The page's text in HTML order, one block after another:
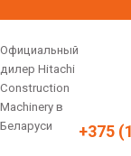
Официальный
дилер Hitachi
Construction
Machinery в
Беларуси
+375